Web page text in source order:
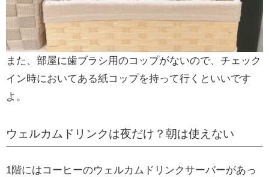
また、部屋に歯ブラシ用のコップがないので、チェック
イン時においてある紙コップを持って行くといいです
よ。
ウェルカムドリンクは夜だけ？朝は使えない
1階にはコーヒーのウェルカムドリンクサーバーがあっ